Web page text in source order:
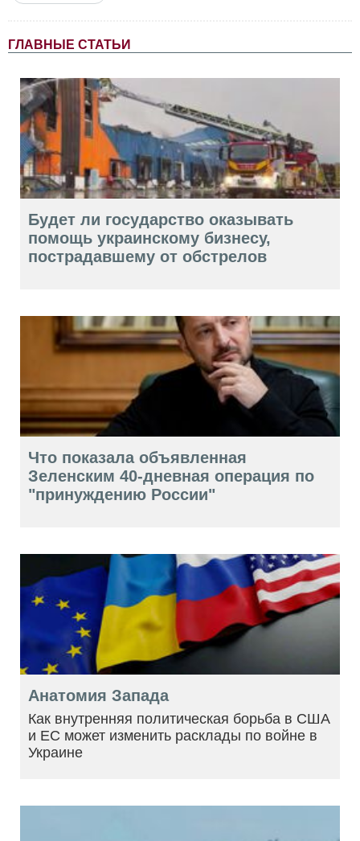
ГЛАВНЫЕ СТАТЬИ
Будет ли государство оказывать
помощь украинскому бизнесу,
пострадавшему от обстрелов
Что показала объявленная
Зеленским 40-дневная операция по
"принуждению России"
Анатомия Запада
Как внутренняя политическая борьба в США
и ЕС может изменить расклады по войне в
Украине